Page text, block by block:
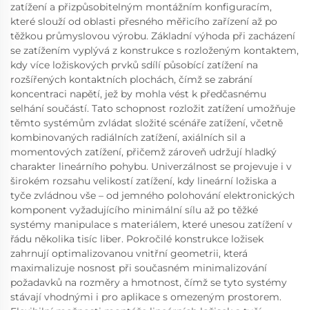
zatížení a přizpůsobitelným montážním konfiguracím,
které slouží od oblasti přesného měřicího zařízení až po
těžkou průmyslovou výrobu. Základní výhoda při zacházení
se zatížením vyplývá z konstrukce s rozloženým kontaktem,
kdy více ložiskových prvků sdílí působící zatížení na
rozšířených kontaktních plochách, čímž se zabrání
koncentraci napětí, jež by mohla vést k předčasnému
selhání součástí. Tato schopnost rozložit zatížení umožňuje
těmto systémům zvládat složité scénáře zatížení, včetně
kombinovaných radiálních zatížení, axiálních sil a
momentových zatížení, přičemž zároveň udržují hladký
charakter lineárního pohybu. Univerzálnost se projevuje i v
širokém rozsahu velikostí zatížení, kdy lineární ložiska a
tyče zvládnou vše – od jemného polohování elektronických
komponent vyžadujícího minimální sílu až po těžké
systémy manipulace s materiálem, které unesou zatížení v
řádu několika tisíc liber. Pokročilé konstrukce ložisek
zahrnují optimalizovanou vnitřní geometrii, která
maximalizuje nosnost při současném minimalizování
požadavků na rozměry a hmotnost, čímž se tyto systémy
stávají vhodnými i pro aplikace s omezeným prostorem.